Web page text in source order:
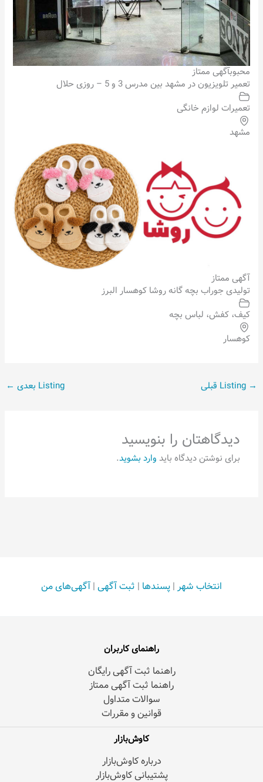
محبوبآگهی ممتاز
تعمیر تلویزیون در مشهد بین مدرس 3 و 5 – روزی حلال
تعمیرات لوازم خانگی
مشهد
آگهی ممتاز
تولیدی جوراب بچه گانه روشا کوهسار البرز
کیف، کفش، لباس بچه
کوهسار
→ Listing بعدی ←
دیدگاهتان را بنویسید
برای نوشتن دیدگاه باید وارد بشوید.
انتخاب شهر | پسندها | ثبت آگهی | آگهی‌های من
راهنمای کاربران
راهنما ثبت آگهی رایگان
راهنما ثبت آگهی ممتاز
سوالات متداول
قوانین و مقررات
کاوش‌بازار
درباره کاوش‌بازار
پشتیبانی کاوش‌بازار